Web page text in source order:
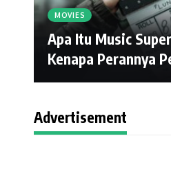
MOVIES
Apa Itu Music
Kenapa Perannya
Advertisement